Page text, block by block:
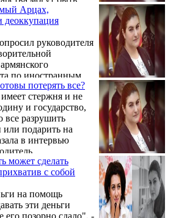
в которых
на международной
Арцах,
деоккупация
руководителя
по иностранным
рассказать,
в Армении 2018 г.
влияния или
вниманию
эксперта:
потерять все?
стержня и не
и государство,
все разрушить
подарить на
в интервью
по иностранным
Саакян. Ниже
фрагмент
может сделать
с собой
на помощь
эти деньги
его позорно сдало", -